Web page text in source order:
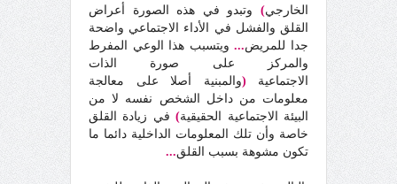
الخارجي) وتبدو في هذه الصورة أعراض
القلق والفشل في الأداء الاجتماعي واضحة
جدا للمريض...ويتسبب هذا الوعي المفرط
والمركز على صورة الذات
الاجتماعية (والمبنية أصلا على معالجة
معلومات من داخل الشخص نفسه لا من
البيئة الاجتماعية الحقيقية)في زيادة القلق
خاصة وأن تلك المعلومات الداخلية دائما ما
تكون مشوهة بسبب القلق...